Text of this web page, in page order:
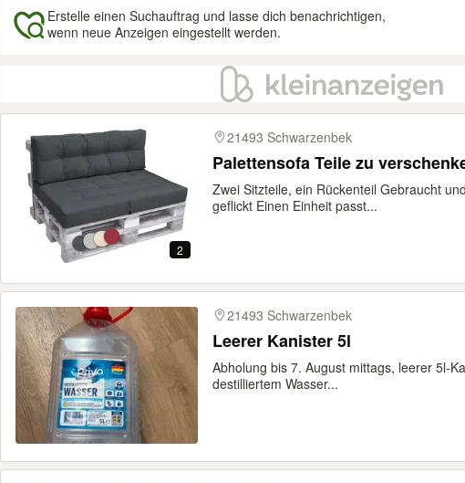
Erstelle einen Suchauftrag und lasse dich benachrichtigen,
wenn neue Anzeigen eingestellt werden.
Ergebnisse
2
21493 Schwarzenbek
Palettensofa Teile zu
Zwei Sitzteile, ein Rückenteil Gebraucht
geflickt Einen Einheit passt...
21493 Schwarzenbek
Leerer Kanister 5l
Abholung bis 7. August mittags, leerer 5l-
destilliertem Wasser...